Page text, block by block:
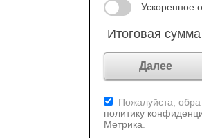
Ускоренное
Итоговая
Пожалуйста,
политику
Метрика